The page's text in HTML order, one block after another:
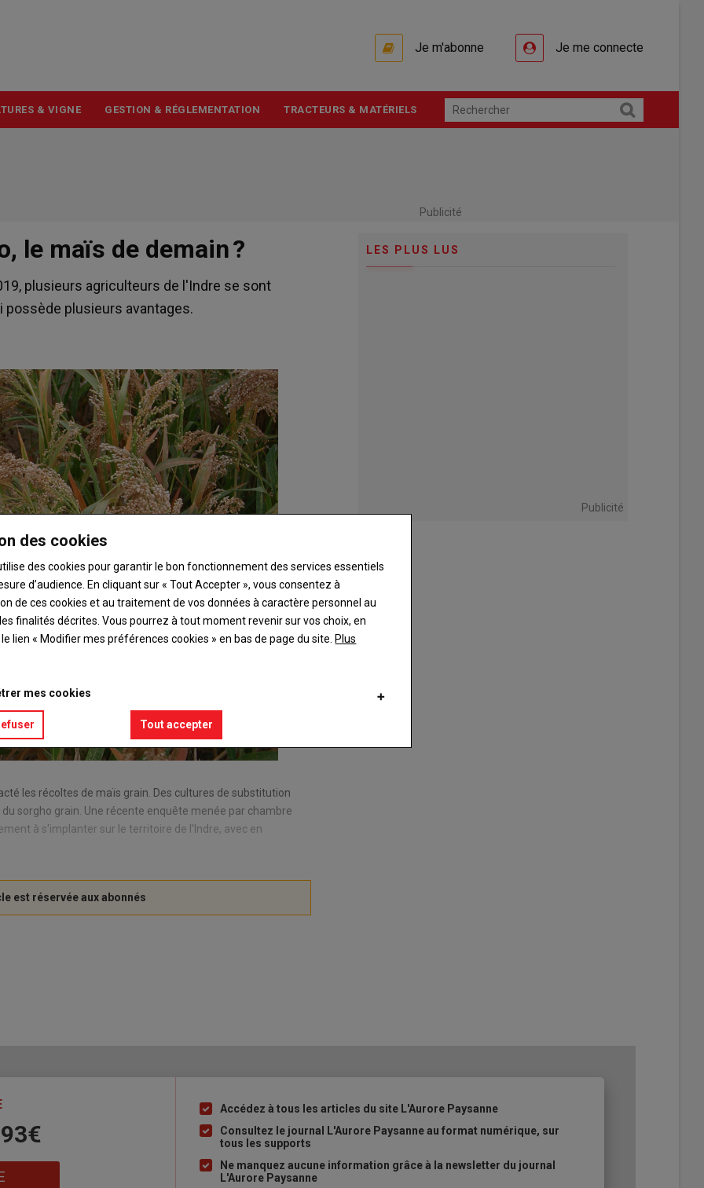
Je m'abonne Je me connecte
& VIGNE GESTION & RÉGLEMENTATION TRACTEURS & MATÉRIELS
Publicité
le maïs de demain ?
plusieurs agriculteurs de l'Indre se sont
possède plusieurs avantages.
les récoltes de maïs grain. Des cultures de substitution
sorgho grain. Une récente enquête menée par chambre
à s'implanter sur le territoire de l'Indre, avec en
LES PLUS LUS
Publicité
Liste
à
puce
Accédez à tous les articles du site L'Aurore Paysanne
Consultez le journal L'Aurore Paysanne au format numérique, sur
tous les supports
Ne manquez aucune information grâce à la newsletter du journal
L'Aurore Paysanne
des cookies
des cookies pour garantir le bon fonctionnement des services essentiels
d’audience. En cliquant sur « Tout Accepter », vous consentez à
de ces cookies et au traitement de vos données à caractère personnel au
finalités décrites. Vous pourrez à tout moment revenir sur vos choix, en
lien « Modifier mes préférences cookies » en bas de page du site. Plus
mes cookies
Tout accepter